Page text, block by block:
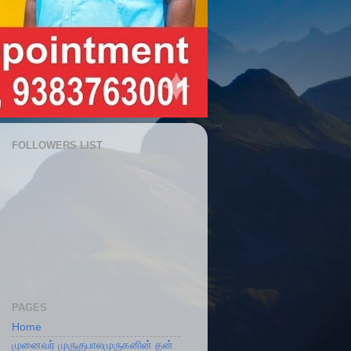
FOLLOWERS LIST
PAGES
Home
முனைவர் முருகுபாலமுருகனின் தன்